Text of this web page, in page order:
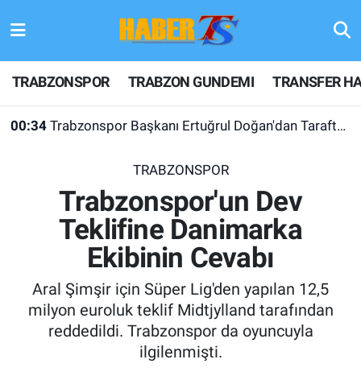
TRABZONSPOR TRABZON GUNDEMI TRANSFER
00:34 Trabzonspor Başkanı Ertuğrul Doğan'dan Taraftarlara Teşekkür
TRABZONSPOR
Trabzonspor'un Dev
Teklifine Danimarka
Ekibinin Cevabı
Aral Şimşir için Süper Lig'den yapılan 12,5
milyon euroluk teklif Midtjylland tarafından
reddedildi. Trabzonspor da oyuncuyla
ilgilenmişti.
TRABZONSPOR
TRABZON GUNDEMI
KULİS MEYDANI
1461 TRABZON
FUTBOL
Hava Durumu
Trafik Durumu
Son Dakika Haberleri
Haber Arşivi